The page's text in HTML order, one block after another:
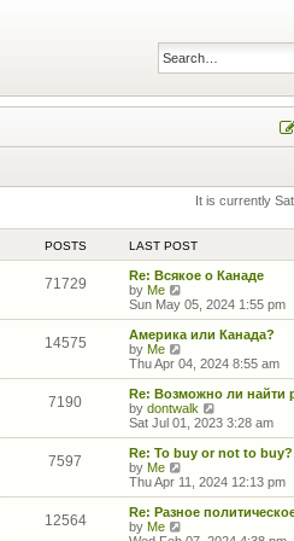
It is currently
POSTS LAST POST
71729
Re: Всякое о Канаде
by Me
i
e
w
h
e
l
a
t
e
s
t
p
o
t
Sun May 05, 2024 1:55 pm
14575
Америка или Канада?
by Me
i
e
w
t
h
e
l
t
s
t
p
Thu Apr 04, 2024 8:55 am
7190
Re: Возможно ли найти
by dontwalk
i
e
w
h
e
l
t
Sat Jul 01, 2023 3:28 am
7597
Re: To buy or not to
by Me
i
e
w
Thu Apr 11, 2024 12:13 pm
12564
Re: Разное
by Me